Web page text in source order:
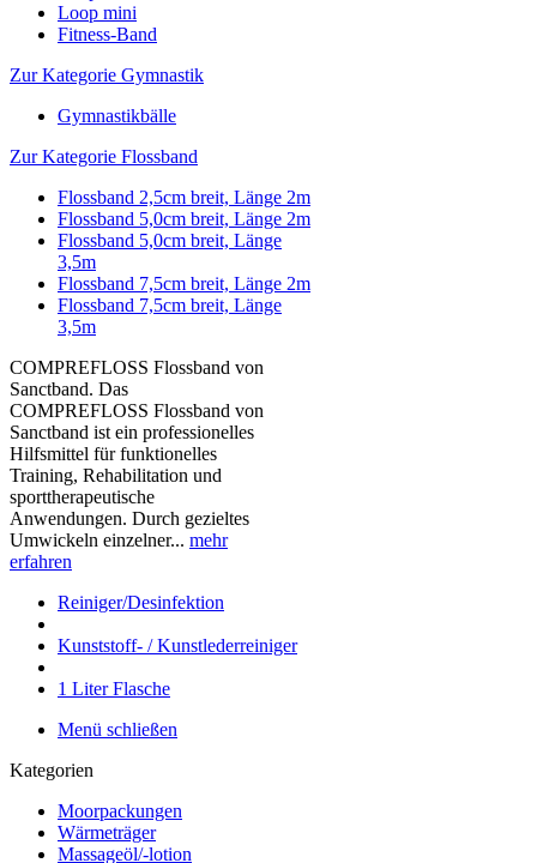
Loop mini
Fitness-Band
Zur Kategorie Gymnastik
Gymnastikbälle
Zur Kategorie Flossband
Flossband 2,5cm breit, Länge 2m
Flossband 5,0cm breit, Länge 2m
Flossband 5,0cm breit, Länge
3,5m
Flossband 7,5cm breit, Länge 2m
Flossband 7,5cm breit, Länge
3,5m
COMPREFLOSS Flossband von
Sanctband. Das
COMPREFLOSS Flossband von
Sanctband ist ein professionelles
Hilfsmittel für funktionelles
Training, Rehabilitation und
sporttherapeutische
Anwendungen. Durch gezieltes
Umwickeln einzelner... mehr
erfahren
Reiniger/Desinfektion
Kunststoff- / Kunstlederreiniger
1 Liter Flasche
Menü schließen
Kategorien
Moorpackungen
Wärmeträger
Massageöl/-lotion